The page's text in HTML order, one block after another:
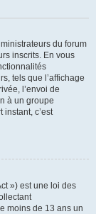
du forum
inscrits. En vous
tels que l’affichage
l’envoi de
à un groupe
instant, c’est
») est une loi des
moins de 13 ans un